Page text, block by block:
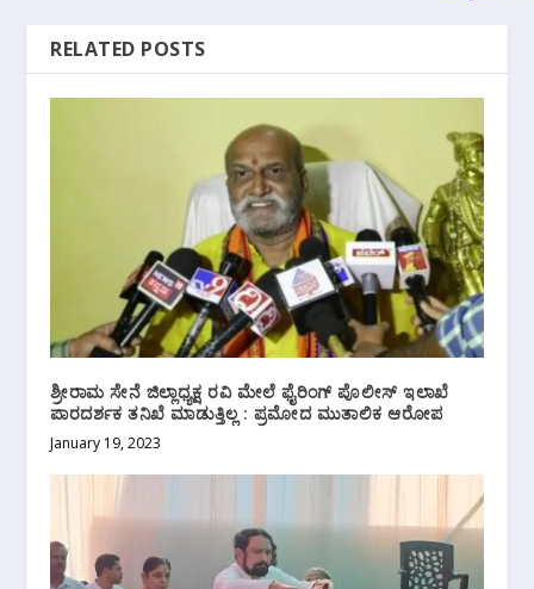
RELATED POSTS
ಶ್ರೀರಾಮ ಸೇನೆ ಜಿಲ್ಲಾಧ್ಯಕ್ಷ ರವಿ ಮೇಲೆ ಫೈರಿಂಗ್ ಪೊಲೀಸ್ ಇಲಾಖೆ
ಪಾರದರ್ಶಕ ತನಿಖೆ ಮಾಡುತ್ತಿಲ್ಲ : ಪ್ರಮೋದ ಮುತಾಲಿಕ ಆರೋಪ
January 19, 2023